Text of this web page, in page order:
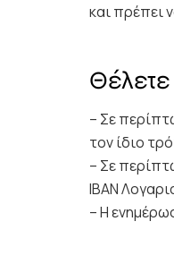
και πρέπει
Θέλετε
– Σε
τον ίδιο
– Σε
IBAN
– Η